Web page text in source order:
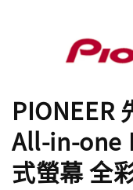
PIONEER
All-in-one
式螢幕 全